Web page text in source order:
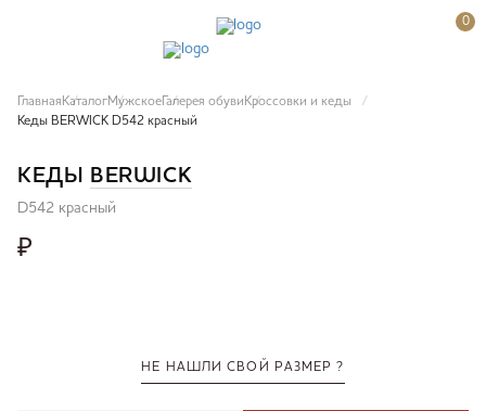
0
Главная КаталогМужское Галерея обуви Кроссовки и кеды
Кеды BERWICK D542 красный
КЕДЫ BERWICK
D542 красный
₽
НЕ НАШЛИ СВОЙ РАЗМЕР ?